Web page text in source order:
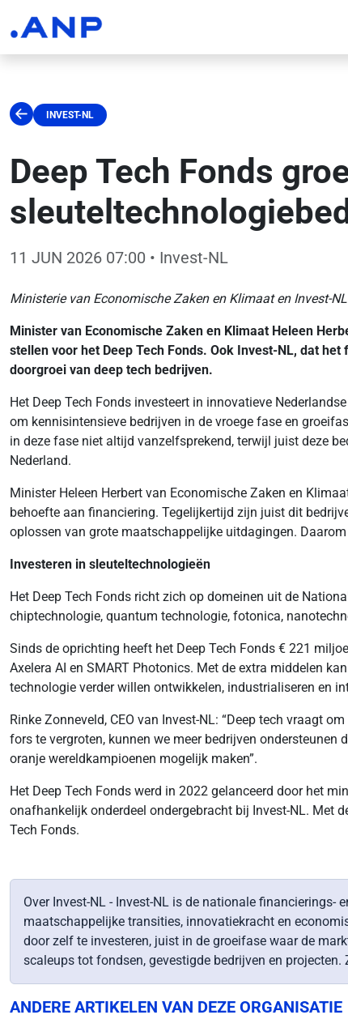
INVEST-NL
Deep Tech Fonds
11 JUN 2026 07:00 • Invest-NL
Ministerie van Economische Zaken en Klimaat en Invest-
Minister van Economische Zaken en Klimaat Heleen
stellen voor het Deep Tech Fonds. Ook Invest-NL, dat
doorgroei van deep tech bedrijven.
Het Deep Tech Fonds investeert in innovatieve
om kennisintensieve bedrijven in de vroege fase en
in deze fase niet altijd vanzelfsprekend, terwijl juist deze
Nederland.
Minister Heleen Herbert van Economische Zaken en
behoefte aan financiering. Tegelijkertijd zijn juist dit
oplossen van grote maatschappelijke uitdagingen.
Investeren in sleuteltechnologieën
Het Deep Tech Fonds richt zich op domeinen uit de
chiptechnologie, quantum technologie, fotonica,
Sinds de oprichting heeft het Deep Tech Fonds € 221
Axelera AI en SMART Photonics. Met de extra middelen
technologie verder willen ontwikkelen, industrialiseren en
Rinke Zonneveld, CEO van Invest-NL: “Deep tech vraagt
fors te vergroten, kunnen we meer bedrijven
oranje wereldkampioenen mogelijk maken”.
Het Deep Tech Fonds werd in 2022 gelanceerd door het
onafhankelijk onderdeel ondergebracht bij Invest-NL. Met
Tech Fonds.
Over Invest-NL - Invest-NL is de nationale
maatschappelijke transities, innovatiekracht en
door zelf te investeren, juist in de groeifase waar de
scaleups tot fondsen, gevestigde bedrijven en
ANDERE ARTIKELEN VAN DEZE ORGANISATIE